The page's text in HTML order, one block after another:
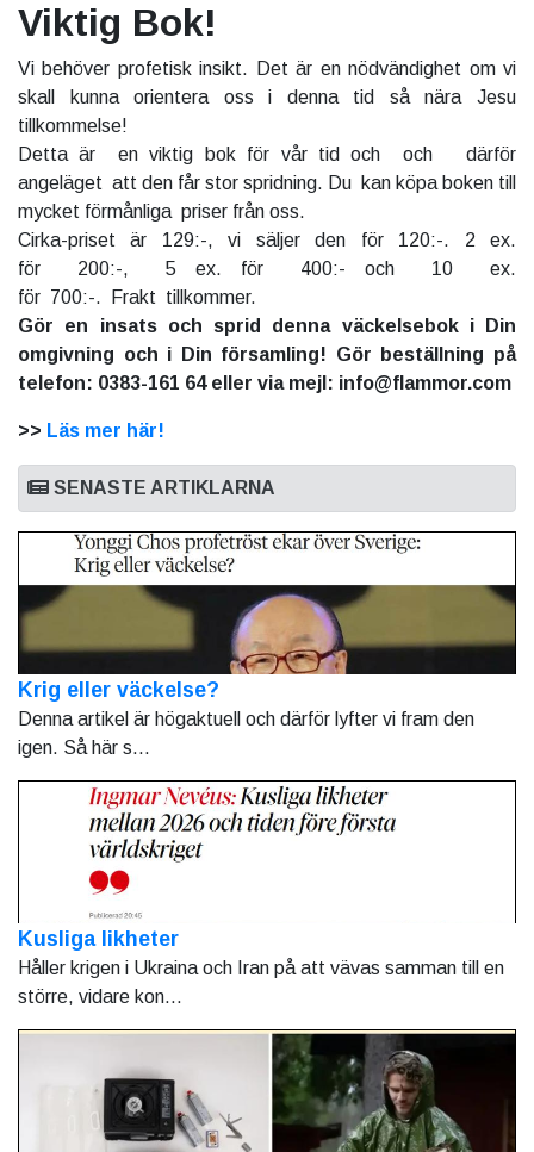
Viktig Bok!
Vi behöver profetisk insikt. Det är en nödvändighet om vi
skall kunna orientera oss i denna tid så nära Jesu
tillkommelse!
Detta är en viktig bok för vår tid och och därför
angeläget att den får stor spridning. Du kan köpa boken till
mycket förmånliga priser från oss.
Cirka-priset är 129:-, vi säljer den för 120:-. 2 ex.
för 200:-, 5 ex. för 400:- och 10 ex.
för 700:-. Frakt tillkommer.
Gör en insats och sprid denna väckelsebok i Din
omgivning och i Din församling! Gör beställning på
telefon: 0383-161 64 eller via mejl: info@flammor.com
>> Läs mer här!
SENASTE ARTIKLARNA
Krig eller väckelse?
Denna artikel är högaktuell och därför lyfter vi fram den
igen. Så här s...
Kusliga likheter
Håller krigen i Ukraina och Iran på att vävas samman till en
större, vidare kon...